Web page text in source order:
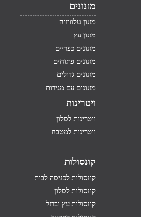
מזנונים
מזנון טלוויזיה
מזנון עץ
מזנונים כפריים
מזנונים פתוחים
מזנונים גדולים
מזנונים עם מגירות
ויטרינות
ויטרינות לסלון
ויטרינות למטבח
קונסולות
קונסולות לכניסה לבית
קונסולות לסלון
קונסולות עץ וברזל